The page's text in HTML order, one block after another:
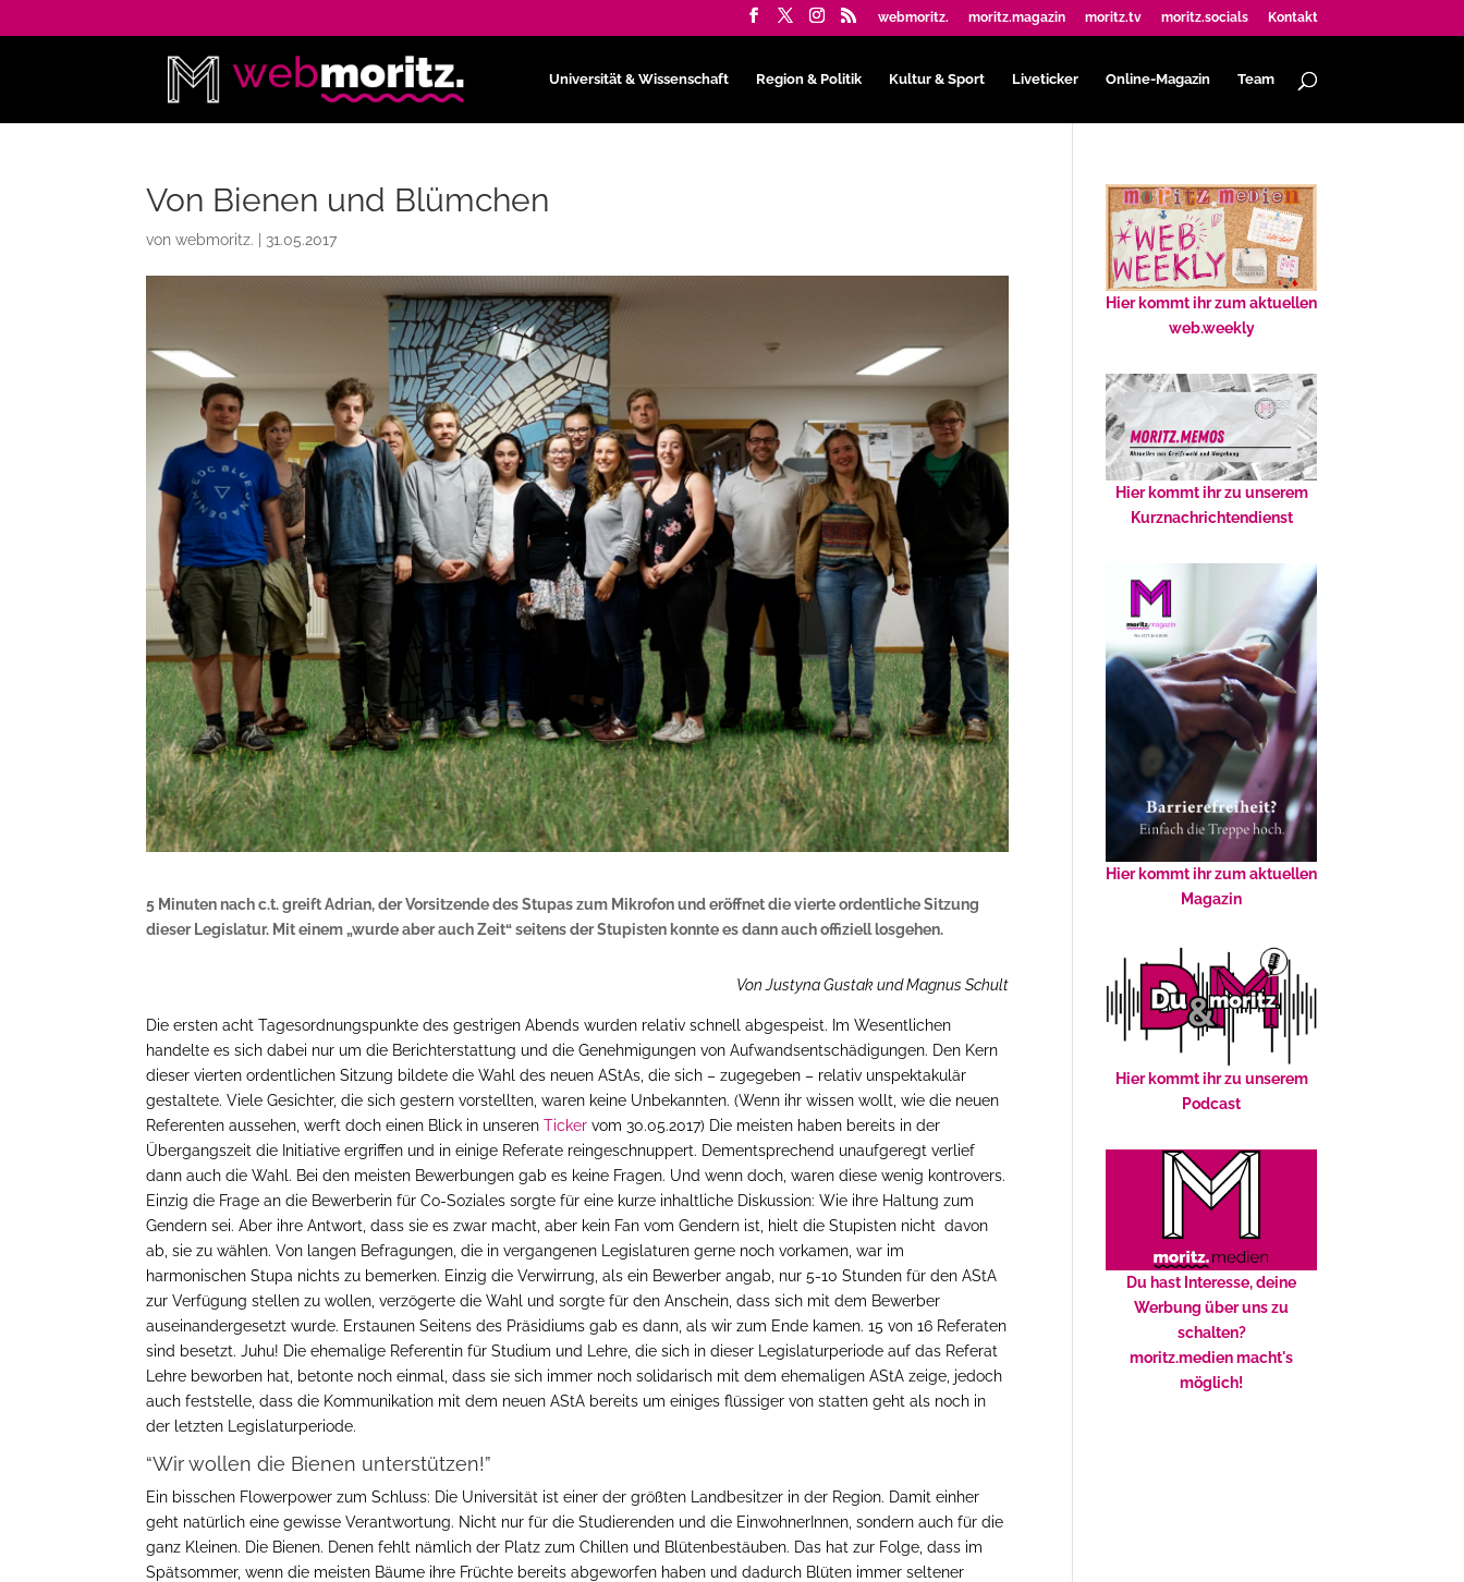
webmoritz. moritz.magazin moritz.tv moritz.socials Kontakt
Universität & Wissenschaft Region & Politik Kultur & Sport Liveticker Online-Magazin Team
Von Bienen und Blümchen
vonwebmoritz. 31.05.2017
5 Minuten nach c.t. greift Adrian, der Vorsitzende des Stupas zum Mikrofon und eröffnet die vierte ordentliche Sitzung
dieser Legislatur. Mit einem „wurde aber auch Zeit“ seitens der Stupisten konnte es dann auch offiziell losgehen.
Von Justyna Gustak und Magnus Schult
Die ersten acht Tagesordnungspunkte des gestrigen Abends wurden relativ schnell abgespeist. Im Wesentlichen
handelte es sich dabei nur um die Berichterstattung und die Genehmigungen von Aufwandsentschädigungen. Den Kern
dieser vierten ordentlichen Sitzung bildete die Wahl des neuen AStAs, die sich – zugegeben – relativ unspektakulär
gestaltete. Viele Gesichter, die sich gestern vorstellten, waren keine Unbekannten. (Wenn ihr wissen wollt, wie die neuen
Referenten aussehen, werft doch einen Blick in unserenTicker vom 30.05.2017) Die meisten haben bereits in der
Übergangszeit die Initiative ergriffen und in einige Referate reingeschnuppert. Dementsprechend unaufgeregt verlief
dann auch die Wahl. Bei den meisten Bewerbungen gab es keine Fragen. Und wenn doch, waren diese wenig kontrovers.
Einzig die Frage an die Bewerberin für Co-Soziales sorgte für eine kurze inhaltliche Diskussion: Wie ihre Haltung zum
Gendern sei. Aber ihre Antwort, dass sie es zwar macht, aber kein Fan vom Gendern ist, hielt die Stupisten nicht davon
ab, sie zu wählen. Von langen Befragungen, die in vergangenen Legislaturen gerne noch vorkamen, war im
harmonischen Stupa nichts zu bemerken. Einzig die Verwirrung, als ein Bewerber angab, nur 5-10 Stunden für den AStA
zur Verfügung stellen zu wollen, verzögerte die Wahl und sorgte für den Anschein, dass sich mit dem Bewerber
auseinandergesetzt wurde. Erstaunen Seitens des Präsidiums gab es dann, als wir zum Ende kamen. 15 von 16 Referaten
sind besetzt. Juhu! Die ehemalige Referentin für Studium und Lehre, die sich in dieser Legislaturperiode auf das Referat
Lehre beworben hat, betonte noch einmal, dass sie sich immer noch solidarisch mit dem ehemaligen AStA zeige, jedoch
auch feststelle, dass die Kommunikation mit dem neuen AStA bereits um einiges flüssiger von statten geht als noch in
der letzten Legislaturperiode.
“Wir wollen die Bienen unterstützen!”
Ein bisschen Flowerpower zum Schluss: Die Universität ist einer der größten Landbesitzer in der Region. Damit einher
geht natürlich eine gewisse Verantwortung. Nicht nur für die Studierenden und die EinwohnerInnen, sondern auch für die
ganz Kleinen. Die Bienen. Denen fehlt nämlich der Platz zum Chillen und Blütenbestäuben. Das hat zur Folge, dass im
Spätsommer, wenn die meisten Bäume ihre Früchte bereits abgeworfen haben und dadurch Blüten immer seltener
Hier kommt ihr zum aktuellen
web.weekly
Hier kommt ihr zu unserem
Kurznachrichtendienst
Hier kommt ihr zum aktuellen
Magazin
Hier kommt ihr zu unserem
Podcast
Du hast Interesse, deine
Werbung über uns zu
schalten?
moritz.medien macht's
möglich!